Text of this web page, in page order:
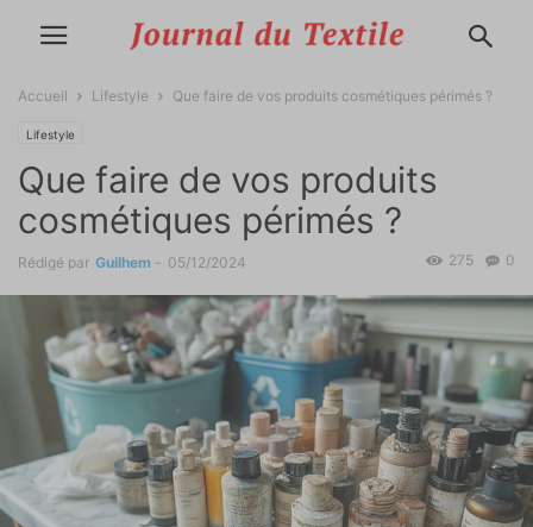
Accueil Lifestyle Que faire de vos produits cosmétiques périmés ?
Lifestyle
Que faire de vos produits
cosmétiques périmés ?
Rédigé par Guilhem - 05/12/2024 0
275